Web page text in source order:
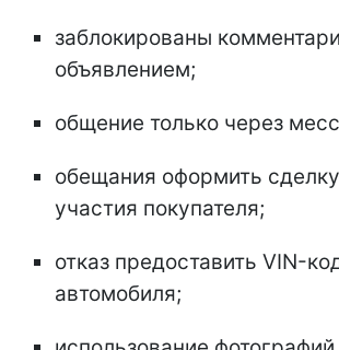
заблокированы
объявлением;
общение только через
обещания оформить
участия покупателя;
отказ предоставить VIN-
автомобиля;